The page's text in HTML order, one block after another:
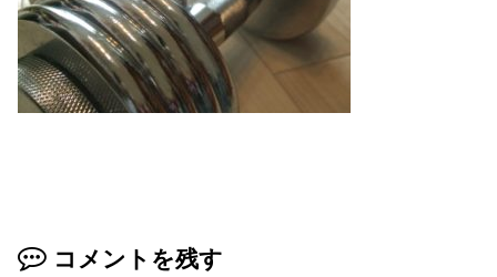
コメントを残す